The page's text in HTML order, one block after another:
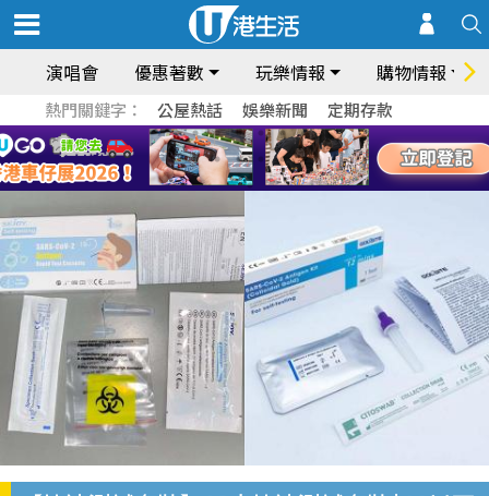
演唱會 優惠著數 玩樂情報 購物情報
熱門關鍵字： 公屋熱話 娛樂新聞 定期存款